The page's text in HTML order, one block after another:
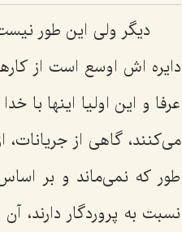
دیگر ولی این طور
دایره اش اوسع است از
عرفا و این اولیا اینها با
می‌کنند، گاهی از جریانات،
طور که نمی‌ماند و بر
نسبت به پروردگار دارند،